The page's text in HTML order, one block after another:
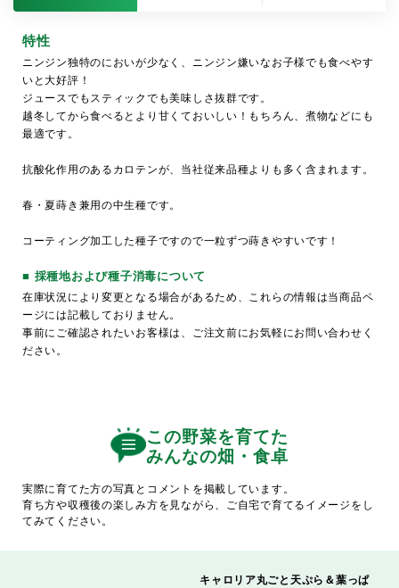
特性
ニンジン独特のにおいが少なく、ニンジン嫌いなお子様でも食べやす
いと大好評！
ジュースでもスティックでも美味しさ抜群です。
越冬してから食べるとより甘くておいしい！もちろん、煮物などにも
最適です。
抗酸化作用のあるカロテンが、当社従来品種よりも多く含まれます。
春・夏蒔き兼用の中生種です。
コーティング加工した種子ですので一粒ずつ蒔きやすいです！
■ 採種地および種子消毒について
在庫状況により変更となる場合があるため、これらの情報は当商品ペ
ージには記載しておりません。
事前にご確認されたいお客様は、ご注文前にお気軽にお問い合わせく
ださい。
この野菜を育てた
みんなの畑・食卓
実際に育てた方の写真とコメントを掲載しています。
育ち方や収穫後の楽しみ方を見ながら、ご自宅で育てるイメージをし
てみてください。
キャロリア丸ごと天ぷら＆葉っぱ